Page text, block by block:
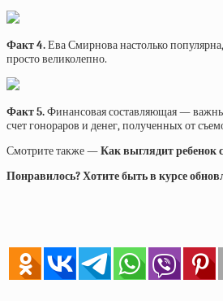
Факт 4.Ева Смирнова настолько
просто великолепно.
Факт 5.Финансовая составляющая —
счет гонораров и денег, полученных от
Смотрите также —Как выглядит ребенок
Понравилось? Хотите быть в курсе